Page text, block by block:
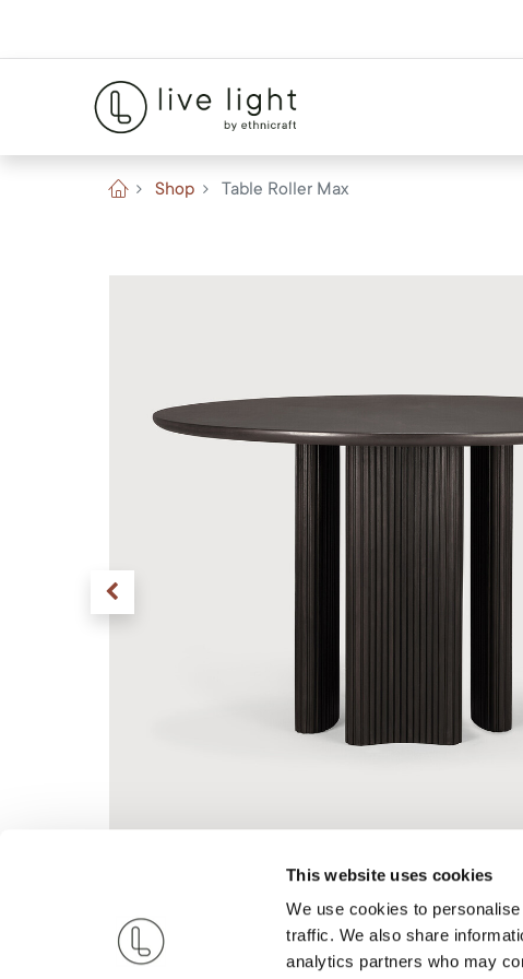
This website uses cookies
We use cookies to
traffic. We also share
analytics partners who may
Shop Table Roller Max